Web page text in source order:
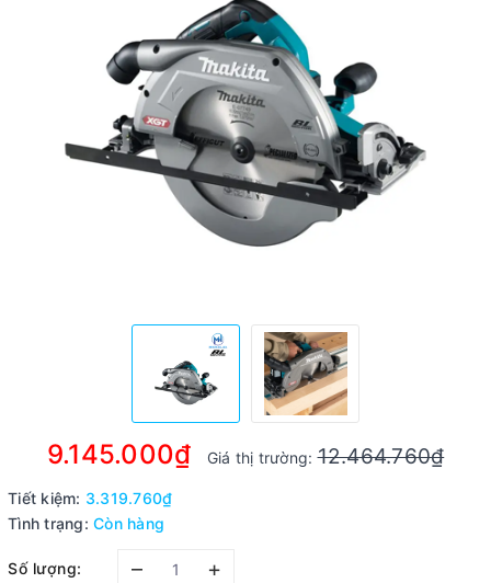
9.145.000₫ Giá thị trường:12.464.760₫
Tiết kiệm: 3.319.760₫
Tình trạng: Còn hàng
Số lượng: – +